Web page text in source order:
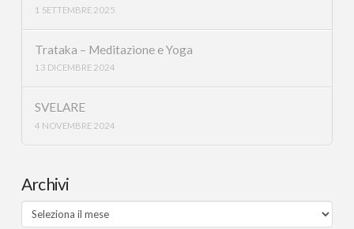
1 SETTEMBRE 2025
Trataka – Meditazione e Yoga
13 DICEMBRE 2024
SVELARE
4 NOVEMBRE 2024
Archivi
Archivi